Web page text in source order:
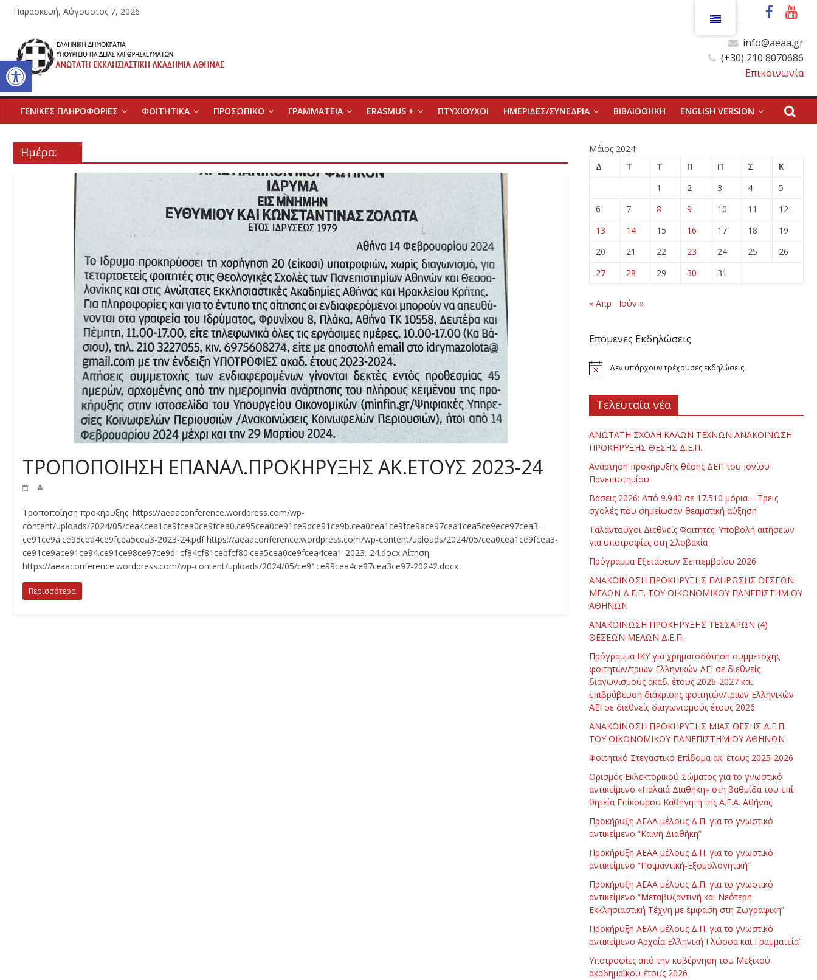
Ανοίξτε τη γραμμή εργαλείων
Μετάβαση
περιεχόμενο
Παρασκευή, Αύγουστος 7, 2026
Ανώτατη
Εκκλησιαστική
Ακαδημία
Αθηνών
Εκκλησιαστική
info@aeaa.gr
(+30) 210 8070686
Επικοινωνία
ΓΕΝΙΚΕΣ ΠΛΗΡΟΦΟΡΙΕΣ ΦΟΙΤΗΤΙΚΑ ΠΡΟΣΩΠΙΚΟ ΓΡΑΜΜΑΤΕΙΑ ERASMUS + ΠΤΥΧΙΟΥΧΟΙ ΗΜΕΡΙΔΕΣ/ΣΥΝΕΔΡΙΑ ΒΙΒΛΙΟΘΗΚΗ ENGLISH VERSION
Ημέρα:
ΤΡΟΠΟΠΟΙΗΣΗ ΕΠΑΝΑΛ.ΠΡΟΚΗΡΥΞΗΣ ΑΚ.ΕΤΟΥΣ 2023-24
Τροποποίηση προκήρυξης: https://aeaaconference.wordpress.com/wp-
content/uploads/2024/05/cea4cea1ce9fcea0ce9fcea0.ce95cea0ce91ce9dce91ce9b.cea0cea1ce9fce9ace97cea1cea5ce9ece97cea3-
ce91ce9a.ce95cea4ce9fcea5cea3-2023-24.pdf https://aeaaconference.wordpress.com/wp-content/uploads/2024/05/cea0cea1ce9fcea3-
ce91ce9ace91ce94.ce91ce98ce97ce9d.-cf84cf81cebfcf80.cea5cea0ce9fcea4cea1-2023.-24.docx Αίτηση:
https://aeaaconference.wordpress.com/wp-content/uploads/2024/05/ce91ce99cea4ce97cea3ce97-20242.docx
Περισσότερα
Μάιος 2024
Δ
Τ Τ Π Π Σ
Κ
1
2 3 4
5
6
7 8 9 10 11
12
13
14 15 16 17 18
19
20
21 22 23 24 25
26
27
28 29 30 31
« Απρ Ιούν »
Επόμενες Εκδηλώσεις
Δεν υπάρχουν τρέχουσες εκδηλώσεις.
Τελευταία νέα
ΑΝΩΤΑΤΗ ΣΧΟΛΗ ΚΑΛΩΝ ΤΕΧΝΩΝ ΑΝΑΚΟΙΝΩΣΗ
ΠΡΟΚΗΡΥΞΗΣ ΘΕΣΗΣ Δ.Ε.Π.
Ανάρτηση προκήρυξης θέσης ΔΕΠ του Ιονίου
Πανεπιστημίου
Βάσεις 2026: Από 9.940 σε 17.510 μόρια – Τρεις
σχολές που σημείωσαν θεαματική αύξηση
Ταλαντούχοι Διεθνείς Φοιτητές: Υποβολή αιτήσεων
για υποτροφίες στη Σλοβακία
Πρόγραμμα Εξετάσεων Σεπτεμβρίου 2026
ΑΝΑΚΟΙΝΩΣΗ ΠΡΟΚΗΡΥΞΗΣ ΠΛΗΡΩΣΗΣ ΘΕΣΕΩΝ
ΜΕΛΩΝ Δ.Ε.Π. ΤΟΥ ΟΙΚΟΝΟΜΙΚΟΥ ΠΑΝΕΠΙΣΤΗΜΙΟΥ
ΑΘΗΝΩΝ
ΑΝΑΚΟΙΝΩΣΗ ΠΡΟΚΗΡΥΞΗΣ ΤΕΣΣΑΡΩΝ (4)
ΘΕΣΕΩΝ ΜΕΛΩΝ Δ.Ε.Π.
Πρόγραμμα ΙΚΥ για χρηματοδότηση συμμετοχής
φοιτητών/τριων Ελληνικών ΑΕΙ σε διεθνείς
διαγωνισμούς ακαδ. έτους 2026-2027 και
επιβράβευση διάκρισης φοιτητών/τριων Ελληνικών
ΑΕΙ σε διεθνείς διαγωνισμούς έτους 2026
ΑΝΑΚΟΙΝΩΣΗ ΠΡΟΚΗΡΥΞΗΣ ΜΙΑΣ ΘΕΣΗΣ Δ.Ε.Π.
ΤΟΥ ΟΙΚΟΝΟΜΙΚΟΥ ΠΑΝΕΠΙΣΤΗΜΙΟΥ ΑΘΗΝΩΝ
Φοιτητικό Στεγαστικό Επίδομα ακ. έτους 2025-2026
Ορισμός Εκλεκτορικού Σώματος για το γνωστικό
αντικείμενο «Παλαιά Διαθήκη» στη βαθμίδα του επί
θητεία Επίκουρου Καθηγητή της Α.Ε.Α. Αθήνας
Προκήρυξη ΑΕΑΑ μέλους Δ.Π. για το γνωστικό
αντικείμενο “Καινή Διαθήκη”
Προκήρυξη ΑΕΑΑ μέλους Δ.Π. για το γνωστικό
αντικείμενο “Ποιμαντική-Εξομολογητική”
Προκήρυξη ΑΕΑΑ μέλους Δ.Π. για το γνωστικό
αντικείμενο “Μεταβυζαντινή και Νεότερη
Εκκλησιαστική Τέχνη με έμφαση στη Ζωγραφική”
Προκήρυξη ΑΕΑΑ μέλους Δ.Π. για το γνωστικό
αντικείμενο Αρχαία Ελληνική Γλώσσα και Γραμματεία”
Υποτροφίες από την κυβέρνηση του Μεξικού
ακαδημαϊκού έτους 2026